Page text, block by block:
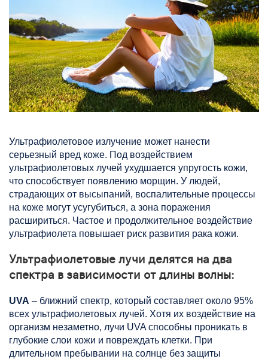
Ультрафиолетовое излучение может нанести
серьезный вред коже. Под воздействием
ультрафиолетовых лучей ухудшается упругость кожи,
что способствует появлению морщин. У людей,
страдающих от высыпаний, воспалительные процессы
на коже могут усугубиться, а зона поражения
расшириться. Частое и продолжительное воздействие
ультрафиолета повышает риск развития рака кожи.
Ультрафиолетовые лучи делятся на два
спектра в зависимости от длины волны:
UVA – ближний спектр, который составляет около 95%
всех ультрафиолетовых лучей. Хотя их воздействие на
организм незаметно, лучи UVA способны проникать в
глубокие слои кожи и повреждать клетки. При
длительном пребывании на солнце без защиты